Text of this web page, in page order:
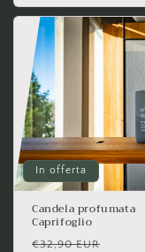
In offerta
Candela profumata
Caprifoglio
Prezzo
€32,90 EUR